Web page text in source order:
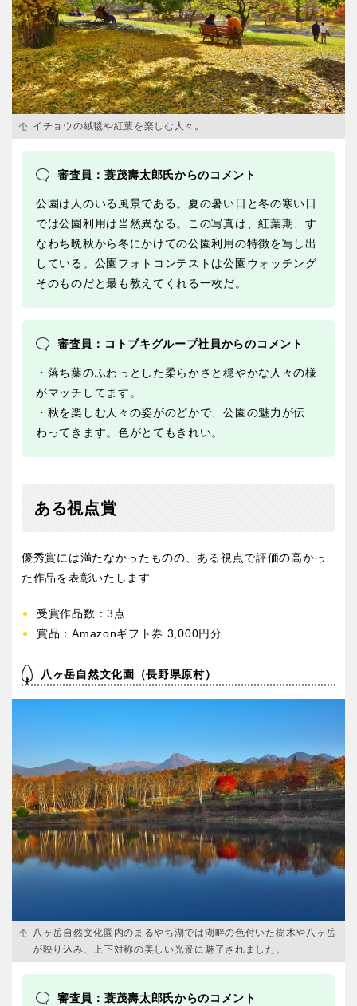
イチョウの絨毯や紅葉を楽しむ人々。
審査員：蓑茂壽太郎氏からのコメント
公園は人のいる風景である。夏の暑い日と冬の寒い日
では公園利用は当然異なる。この写真は、紅葉期、す
なわち晩秋から冬にかけての公園利用の特徴を写し出
している。公園フォトコンテストは公園ウォッチング
そのものだと最も教えてくれる一枚だ。
審査員：コトブキグループ社員からのコメント
・落ち葉のふわっとした柔らかさと穏やかな人々の様
がマッチしてます。
・秋を楽しむ人々の姿がのどかで、公園の魅力が伝
わってきます。色がとてもきれい。
ある視点賞
優秀賞には満たなかったものの、ある視点で評価の高かっ
た作品を表彰いたします
受賞作品数：3点
賞品：Amazonギフト券 3,000円分
八ヶ岳自然文化園（長野県原村）
八ヶ岳自然文化園内のまるやち湖では湖畔の色付いた樹木や八ヶ岳
が映り込み、上下対称の美しい光景に魅了されました。
審査員：蓑茂壽太郎氏からのコメント